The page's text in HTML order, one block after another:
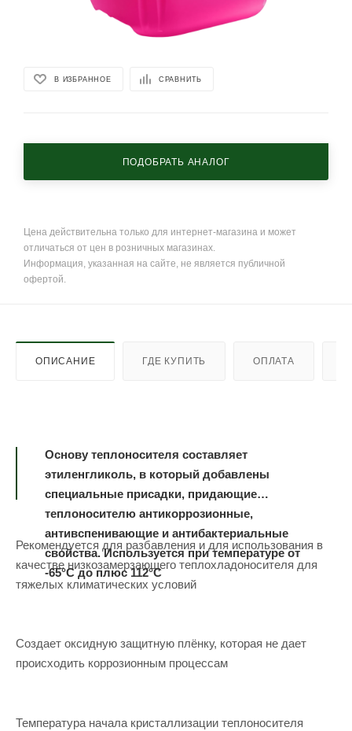
В ИЗБРАННОЕ СРАВНИТЬ
ПОДОБРАТЬ АНАЛОГ
Цена действительна только для интернет-магазина и может
отличаться от цен в розничных магазинах.
Информация, указанная на сайте, не является публичной
офертой.
ОПИСАНИЕ ГДЕ КУПИТЬ ОПЛАТА
Основу теплоносителя составляет
этиленгликоль, в который добавлены
специальные присадки, придающие
теплоносителю антикоррозионные,
антивспенивающие и антибактериальные
свойства. Используется при температуре от
-65°С до плюс 112°С
Рекомендуется для разбавления и для использования в
качестве низкозамерзающего теплохладоносителя для
тяжелых климатических условий
Создает оксидную защитную плёнку, которая не дает
происходить коррозионным процессам
Температура начала кристаллизации теплоносителя